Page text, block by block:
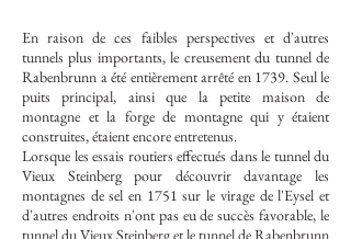
En raison de ces faibles perspectives et d'autres
tunnels plus importants, le creusement du tunnel de
Rabenbrunn a été entièrement arrêté en 1739. Seul le
puits principal, ainsi que la petite maison de
montagne et la forge de montagne qui y étaient
construites, étaient encore entretenus.
Lorsque les essais routiers effectués dans le tunnel du
Vieux Steinberg pour découvrir davantage les
montagnes de sel en 1751 sur le virage de l'Eysel et
d'autres endroits n'ont pas eu de succès favorable, le
tunnel du Vieux Steinberg et le tunnel de Rabenbrunn